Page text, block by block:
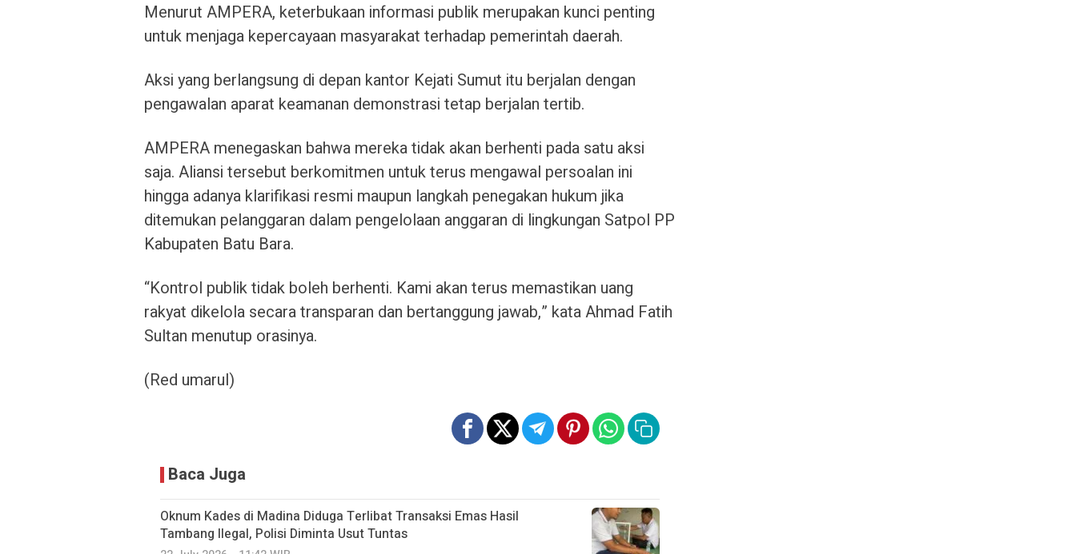
Menurut AMPERA, keterbukaan informasi publik merupakan kunci penting
untuk menjaga kepercayaan masyarakat terhadap pemerintah daerah.
Aksi yang berlangsung di depan kantor Kejati Sumut itu berjalan dengan
pengawalan aparat keamanan demonstrasi tetap berjalan tertib.
AMPERA menegaskan bahwa mereka tidak akan berhenti pada satu aksi
saja. Aliansi tersebut berkomitmen untuk terus mengawal persoalan ini
hingga adanya klarifikasi resmi maupun langkah penegakan hukum jika
ditemukan pelanggaran dalam pengelolaan anggaran di lingkungan Satpol PP
Kabupaten Batu Bara.
“Kontrol publik tidak boleh berhenti. Kami akan terus memastikan uang
rakyat dikelola secara transparan dan bertanggung jawab,” kata Ahmad Fatih
Sultan menutup orasinya.
(Red umarul)
Baca Juga
Oknum Kades di Madina Diduga Terlibat Transaksi Emas Hasil
Tambang Ilegal, Polisi Diminta Usut Tuntas